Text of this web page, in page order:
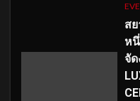
ส
หนึ่
จัด